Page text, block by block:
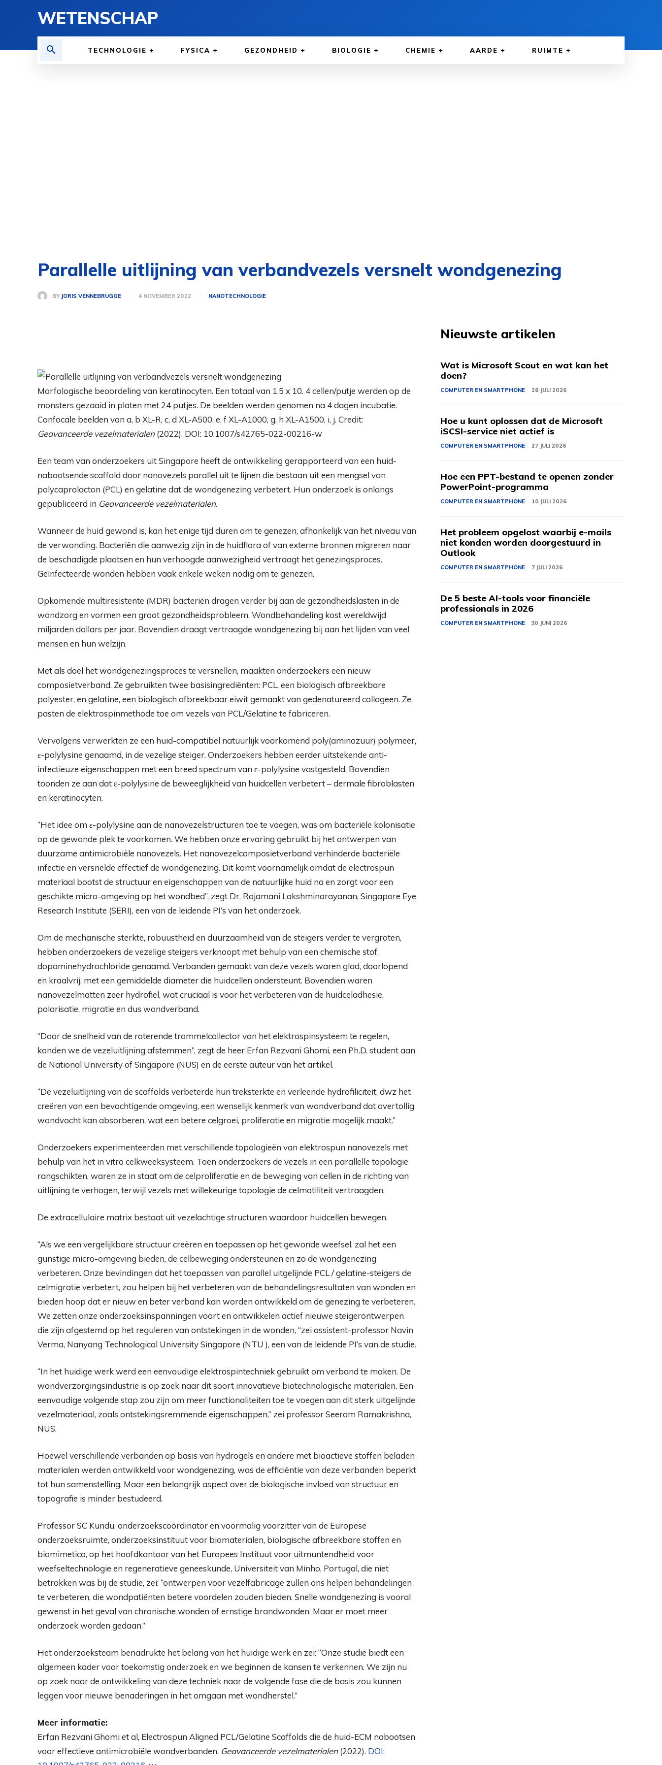
WETENSCHAP
TECHNOLOGIE FYSICA GEZONDHEID BIOLOGIE CHEMIE AARDE RUIMTE
Parallelle uitlijning van verbandvezels versnelt wondgenezing
BY JORIS VENNEBRUGGE 4 NOVEMBER 2022 NANOTECHNOLOGIE
Morfologische beoordeling van keratinocyten. Een totaal van 1,5 x 10. 4 cellen/putje werden op de
monsters gezaaid in platen met 24 putjes. De beelden werden genomen na 4 dagen incubatie.
Confocale beelden van a, b XL-R, c, d XL-A500, e, f XL-A1000, g, h XL-A1500, i, j. Credit:
Geavanceerde vezelmaterialen(2022). DOI: 10.1007/s42765-022-00216-w
Een team van onderzoekers uit Singapore heeft de ontwikkeling gerapporteerd van een huid-
nabootsende scaffold door nanovezels parallel uit te lijnen die bestaan ​​uit een mengsel van
polycaprolacton (PCL) en gelatine dat de wondgenezing verbetert. Hun onderzoek is onlangs
gepubliceerd in Geavanceerde vezelmaterialen.
Wanneer de huid gewond is, kan het enige tijd duren om te genezen, afhankelijk van het niveau van
de verwonding. Bacteriën die aanwezig zijn in de huidflora of van externe bronnen migreren naar
de beschadigde plaatsen en hun verhoogde aanwezigheid vertraagt ​​het genezingsproces.
Geïnfecteerde wonden hebben vaak enkele weken nodig om te genezen.
Opkomende multiresistente (MDR) bacteriën dragen verder bij aan de gezondheidslasten in de
wondzorg en vormen een groot gezondheidsprobleem. Wondbehandeling kost wereldwijd
miljarden dollars per jaar. Bovendien draagt ​​vertraagde wondgenezing bij aan het lijden van veel
mensen en hun welzijn.
Met als doel het wondgenezingsproces te versnellen, maakten onderzoekers een nieuw
composietverband. Ze gebruikten twee basisingrediënten: PCL, een biologisch afbreekbare
polyester, en gelatine, een biologisch afbreekbaar eiwit gemaakt van gedenatureerd collageen. Ze
pasten de elektrospinmethode toe om vezels van PCL/Gelatine te fabriceren.
Vervolgens verwerkten ze een huid-compatibel natuurlijk voorkomend poly(aminozuur) polymeer,
ε-polylysine genaamd, in de vezelige steiger. Onderzoekers hebben eerder uitstekende anti-
infectieuze eigenschappen met een breed spectrum van ε-polylysine vastgesteld. Bovendien
toonden ze aan dat ε-polylysine de beweeglijkheid van huidcellen verbetert – dermale fibroblasten
en keratinocyten.
“Het idee om ε-polylysine aan de nanovezelstructuren toe te voegen, was om bacteriële kolonisatie
op de gewonde plek te voorkomen. We hebben onze ervaring gebruikt bij het ontwerpen van
duurzame antimicrobiële nanovezels. Het nanovezelcomposietverband verhinderde bacteriële
infectie en versnelde effectief de wondgenezing. Dit komt voornamelijk omdat de electrospun
materiaal bootst de structuur en eigenschappen van de natuurlijke huid na en zorgt voor een
geschikte micro-omgeving op het wondbed”, zegt Dr. Rajamani Lakshminarayanan, Singapore Eye
Research Institute (SERI), een van de leidende PI’s van het onderzoek.
Om de mechanische sterkte, robuustheid en duurzaamheid van de steigers verder te vergroten,
hebben onderzoekers de vezelige steigers verknoopt met behulp van een chemische stof,
dopaminehydrochloride genaamd. Verbanden gemaakt van deze vezels waren glad, doorlopend
en kraalvrij, met een gemiddelde diameter die huidcellen ondersteunt. Bovendien waren
nanovezelmatten zeer hydrofiel, wat cruciaal is voor het verbeteren van de huidceladhesie,
polarisatie, migratie en dus wondverband.
“Door de snelheid van de roterende trommelcollector van het elektrospinsysteem te regelen,
konden we de vezeluitlijning afstemmen”, zegt de heer Erfan Rezvani Ghomi, een Ph.D. student aan
de National University of Singapore (NUS) en de eerste auteur van het artikel.
“De vezeluitlijning van de scaffolds verbeterde hun treksterkte en verleende hydrofiliciteit, dwz het
creëren van een bevochtigende omgeving, een wenselijk kenmerk van wondverband dat overtollig
wondvocht kan absorberen, wat een betere celgroei, proliferatie en migratie mogelijk maakt.”
Onderzoekers experimenteerden met verschillende topologieën van elektrospun nanovezels met
behulp van het in vitro celkweeksysteem. Toen onderzoekers de vezels in een parallelle topologie
rangschikten, waren ze in staat om de celproliferatie en de beweging van cellen in de richting van
uitlijning te verhogen, terwijl vezels met willekeurige topologie de celmotiliteit vertraagden.
De extracellulaire matrix bestaat uit vezelachtige structuren waardoor huidcellen bewegen.
“Als we een vergelijkbare structuur creëren en toepassen op het gewonde weefsel, zal het een
gunstige micro-omgeving bieden, de celbeweging ondersteunen en zo de wondgenezing
verbeteren. Onze bevindingen dat het toepassen van parallel uitgelijnde PCL / gelatine-steigers de
celmigratie verbetert, zou helpen bij het verbeteren van de behandelingsresultaten van wonden en
bieden hoop dat er nieuw en beter verband kan worden ontwikkeld om de genezing te verbeteren.
We zetten onze onderzoeksinspanningen voort en ontwikkelen actief nieuwe steigerontwerpen
die zijn afgestemd op het reguleren van ontstekingen in de wonden, “zei assistent-professor Navin
Verma, Nanyang Technological University Singapore (NTU ), een van de leidende PI’s van de studie.
“In het huidige werk werd een eenvoudige elektrospintechniek gebruikt om verband te maken. De
wondverzorgingsindustrie is op zoek naar dit soort innovatieve biotechnologische materialen. Een
eenvoudige volgende stap zou zijn om meer functionaliteiten toe te voegen aan dit sterk uitgelijnde
vezelmateriaal, zoals ontstekingsremmende eigenschappen,” zei professor Seeram Ramakrishna,
NUS.
Hoewel verschillende verbanden op basis van hydrogels en andere met bioactieve stoffen beladen
materialen werden ontwikkeld voor wondgenezing, was de efficiëntie van deze verbanden beperkt
tot hun samenstelling. Maar een belangrijk aspect over de biologische invloed van structuur en
topografie is minder bestudeerd.
Professor SC Kundu, onderzoekscoördinator en voormalig voorzitter van de Europese
onderzoeksruimte, onderzoeksinstituut voor biomaterialen, biologische afbreekbare stoffen en
biomimetica, op het hoofdkantoor van het Europees Instituut voor uitmuntendheid voor
weefseltechnologie en regeneratieve geneeskunde, Universiteit van Minho, Portugal, die niet
betrokken was bij de studie, zei: “ontwerpen voor vezelfabricage zullen ons helpen behandelingen
te verbeteren, die wondpatiënten betere voordelen zouden bieden. Snelle wondgenezing is vooral
gewenst in het geval van chronische wonden of ernstige brandwonden. Maar er moet meer
onderzoek worden gedaan.”
Het onderzoeksteam benadrukte het belang van het huidige werk en zei: “Onze studie biedt een
algemeen kader voor toekomstig onderzoek en we beginnen de kansen te verkennen. We zijn nu
op zoek naar de ontwikkeling van deze techniek naar de volgende fase die de basis zou kunnen
leggen voor nieuwe benaderingen in het omgaan met wondherstel.”
Meer informatie:
Erfan Rezvani Ghomi et al, Electrospun Aligned PCL/Gelatine Scaffolds die de huid-ECM nabootsen
voor effectieve antimicrobiële wondverbanden, Geavanceerde vezelmaterialen(2022). DOI:
Nieuwste artikelen
Wat is Microsoft Scout en wat kan het
doen?
COMPUTER EN SMARTPHONE 28 JULI 2026
Hoe u kunt oplossen dat de Microsoft
iSCSI-service niet actief is
COMPUTER EN SMARTPHONE 27 JULI 2026
Hoe een PPT-bestand te openen zonder
PowerPoint-programma
COMPUTER EN SMARTPHONE 10 JULI 2026
Het probleem opgelost waarbij e-mails
niet konden worden doorgestuurd in
Outlook
COMPUTER EN SMARTPHONE 7 JULI 2026
De 5 beste AI-tools voor financiële
professionals in 2026
COMPUTER EN SMARTPHONE 30 JUNI 2026